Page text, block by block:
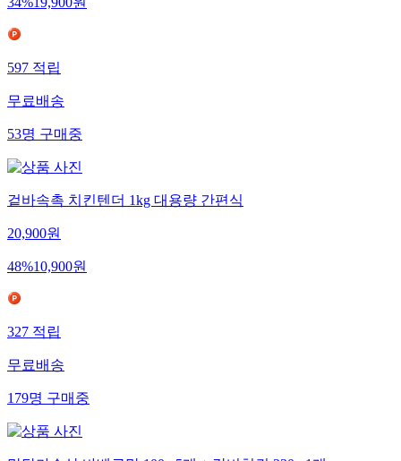
34%19,900원
597적립
무료배송
53명구매중
겉바속촉 치킨텐더 1kg 대용량 간편식
20,900원
48%10,900원
327적립
무료배송
179명구매중